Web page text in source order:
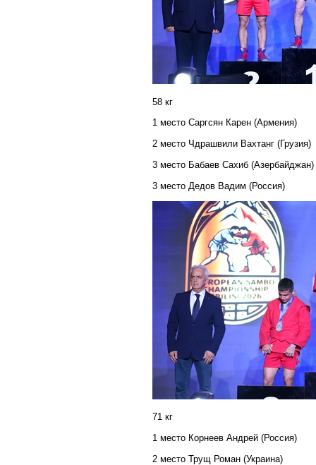
58 кг
1 место Саргсян Карен (Армения)
2 место Чдрашвили Вахтанг (Грузия)
3 место Бабаев Сахиб (Азербайджан)
3 место Дедов Вадим (Россия)
71 кг
1 место Корнеев Андрей (Россия)
2 место Трущ Роман (Украина)